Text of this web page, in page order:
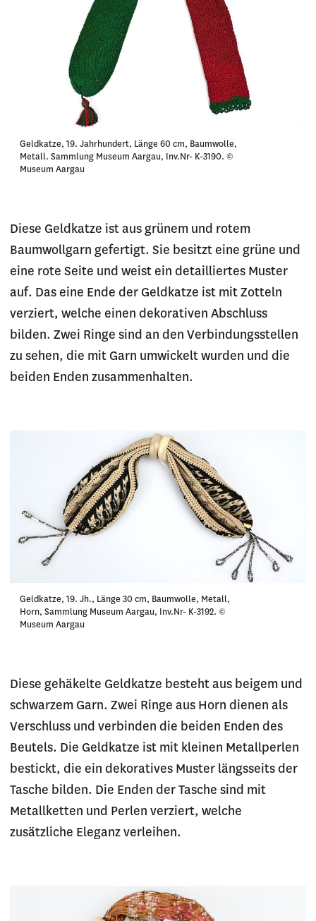
Geldkatze, 19. Jahrhundert, Länge 60 cm, Baumwolle,
Metall. Sammlung Museum Aargau, Inv.Nr- K-3190. ©
Museum Aargau
Diese Geldkatze ist aus grünem und rotem
Baumwollgarn gefertigt. Sie besitzt eine grüne und
eine rote Seite und weist ein detailliertes Muster
auf. Das eine Ende der Geldkatze ist mit Zotteln
verziert, welche einen dekorativen Abschluss
bilden. Zwei Ringe sind an den Verbindungsstellen
zu sehen, die mit Garn umwickelt wurden und die
beiden Enden zusammenhalten.
Geldkatze, 19. Jh., Länge 30 cm, Baumwolle, Metall,
Horn, Sammlung Museum Aargau, Inv.Nr- K-3192. ©
Museum Aargau
Diese gehäkelte Geldkatze besteht aus beigem und
schwarzem Garn. Zwei Ringe aus Horn dienen als
Verschluss und verbinden die beiden Enden des
Beutels. Die Geldkatze ist mit kleinen Metallperlen
bestickt, die ein dekoratives Muster längsseits der
Tasche bilden. Die Enden der Tasche sind mit
Metallketten und Perlen verziert, welche
zusätzliche Eleganz verleihen.